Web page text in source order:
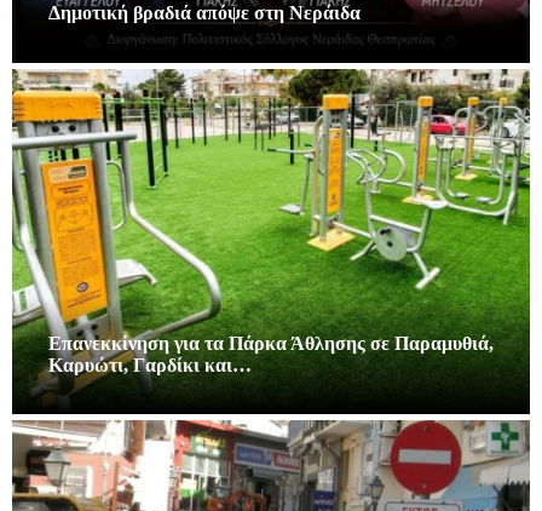
Δημοτική βραδιά απόψε στη Νεράιδα
Επανεκκίνηση για τα Πάρκα Άθλησης σε Παραμυθιά,
Καρυώτι, Γαρδίκι και…